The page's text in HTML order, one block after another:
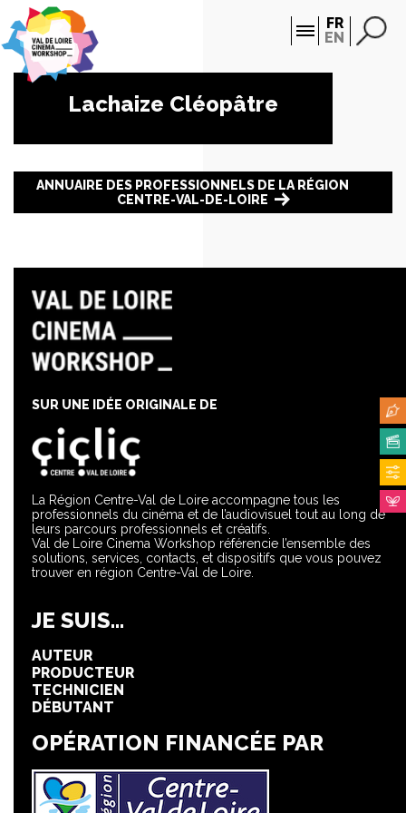
FR
EN
Lachaize Cléopâtre
ANNUAIRE DES PROFESSIONNELS DE LA RÉGION
CENTRE-VAL-DE-LOIRE
La Région Centre-Val de Loire accompagne tous les
professionnels du cinéma et de l’audiovisuel tout au long de
leurs parcours professionnels et créatifs.
Val de Loire Cinema Workshop référencie l’ensemble des
solutions, services, contacts, et dispositifs que vous pouvez
trouver en région Centre-Val de Loire.
SUR UNE IDÉE ORIGINALE DE
JE SUIS...
AUTEUR
PRODUCTEUR
TECHNICIEN
DÉBUTANT
OPÉRATION FINANCÉE PAR
Panneau de gestion des cookies